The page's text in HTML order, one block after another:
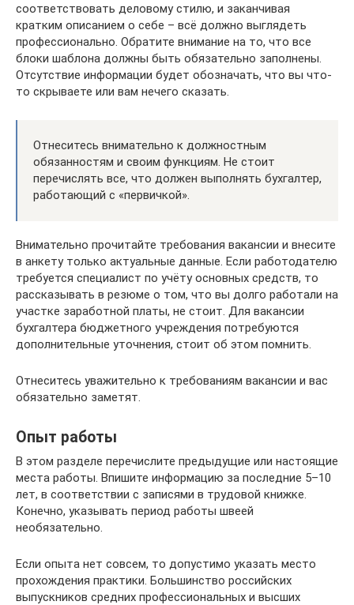
соответствовать деловому стилю, и заканчивая
кратким описанием о себе – всё должно выглядеть
профессионально. Обратите внимание на то, что все
блоки шаблона должны быть обязательно заполнены.
Отсутствие информации будет обозначать, что вы что-
то скрываете или вам нечего сказать.
Отнеситесь внимательно к должностным
обязанностям и своим функциям. Не стоит
перечислять все, что должен выполнять бухгалтер,
работающий с «первичкой».
Внимательно прочитайте требования вакансии и внесите
в анкету только актуальные данные. Если работодателю
требуется специалист по учёту основных средств, то
рассказывать в резюме о том, что вы долго работали на
участке заработной платы, не стоит. Для вакансии
бухгалтера бюджетного учреждения потребуются
дополнительные уточнения, стоит об этом помнить.
Отнеситесь уважительно к требованиям вакансии и вас
обязательно заметят.
Опыт работы
В этом разделе перечислите предыдущие или настоящие
места работы. Впишите информацию за последние 5–10
лет, в соответствии с записями в трудовой книжке.
Конечно, указывать период работы швеей
необязательно.
Если опыта нет совсем, то допустимо указать место
прохождения практики. Большинство российских
выпускников средних профессиональных и высших